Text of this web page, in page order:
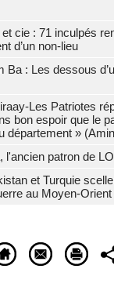
cie : 71 inculpés
d’un non-lieu
Ba : Les dessous
Les Patriotes
bon espoir que le
département »
l'ancien patron de
et Turquie
au Moyen-Orient